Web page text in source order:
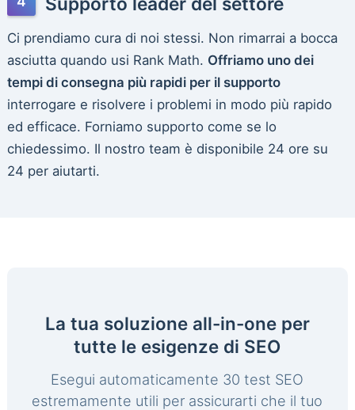
Ci prendiamo cura di noi stessi. Non rimarrai a bocca
asciutta quando usi Rank Math. Offriamo uno dei
tempi di consegna più rapidi per il supporto
interrogare e risolvere i problemi in modo più rapido
ed efficace. Forniamo supporto come se lo
chiedessimo. Il nostro team è disponibile 24 ore su
24 per aiutarti.
La tua soluzione all-in-one per
tutte le esigenze di SEO
Esegui automaticamente 30 test SEO
estremamente utili per assicurarti che il tuo